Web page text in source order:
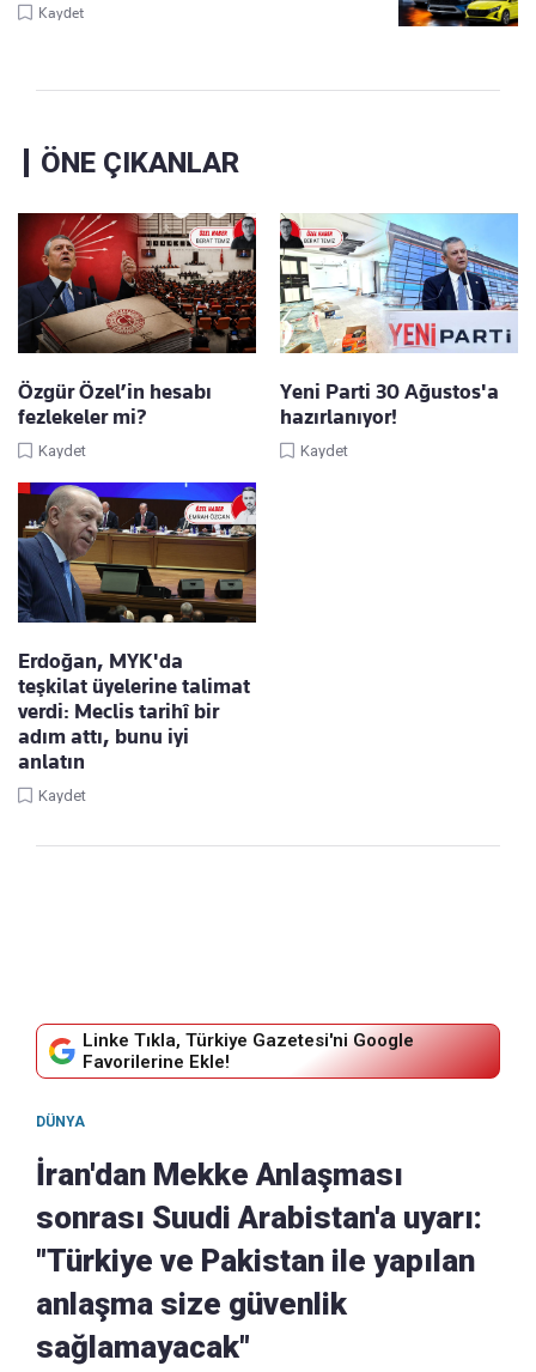
Kaydet
ÖNE ÇIKANLAR
Özgür Özel’in hesabı
fezlekeler mi?
Kaydet
Yeni Parti 30 Ağustos'a
hazırlanıyor!
Kaydet
Erdoğan, MYK'da
teşkilat üyelerine talimat
verdi: Meclis tarihî bir
adım attı, bunu iyi
anlatın
Kaydet
Linke Tıkla, Türkiye Gazetesi'ni Google
Favorilerine Ekle!
DÜNYA
İran'dan Mekke Anlaşması
sonrası Suudi Arabistan'a uyarı:
"Türkiye ve Pakistan ile yapılan
anlaşma size güvenlik
sağlamayacak"